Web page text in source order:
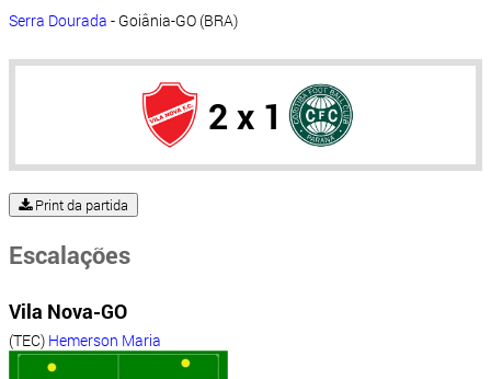
Serra Dourada - Goiânia-GO (BRA)
2 x 1
Print da partida
Escalações
Vila Nova-GO
(TEC) Hemerson Maria